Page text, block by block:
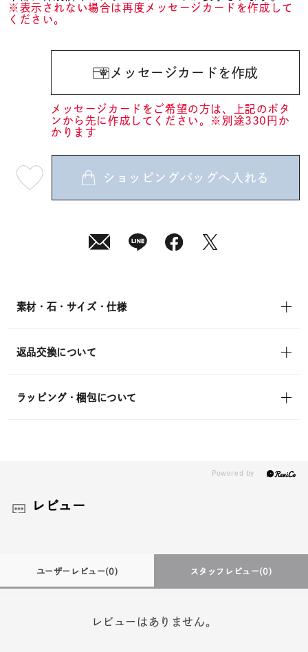
※表示されない場合は再度メッセージカードを作成して
ください。
メッセージカードを作成
メッセージカードをご希望の方は、上記のボタ
ンから先に作成してください。※別途330円か
かります
08
ショッピングバッグへ入れる
素材・石・サイズ・仕様
返品交換について
ラッピング・梱包について
レビュー
ユーザーレビュー(0) スタッフレビュー(0)
レビューはありません。